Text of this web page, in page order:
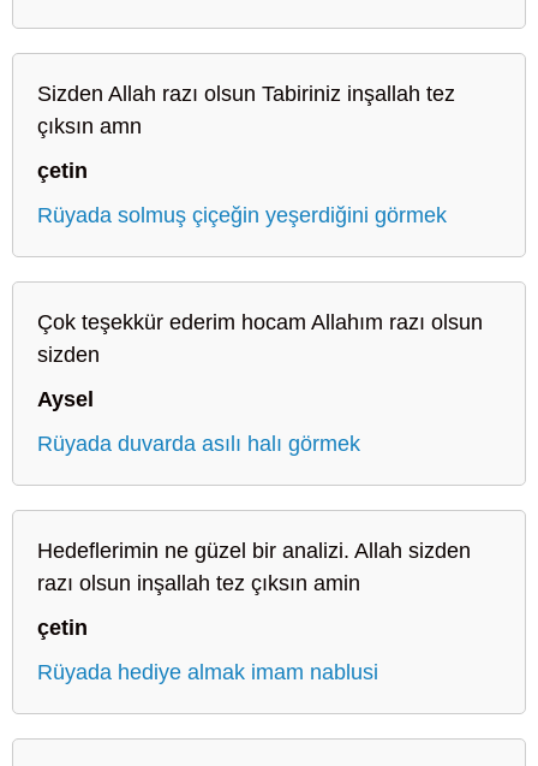
Sizden Allah razı olsun Tabiriniz inşallah tez
çıksın amn
çetin
Rüyada solmuş çiçeğin yeşerdiğini görmek
Çok teşekkür ederim hocam Allahım razı olsun
sizden
Aysel
Rüyada duvarda asılı halı görmek
Hedeflerimin ne güzel bir analizi. Allah sizden
razı olsun inşallah tez çıksın amin
çetin
Rüyada hediye almak imam nablusi